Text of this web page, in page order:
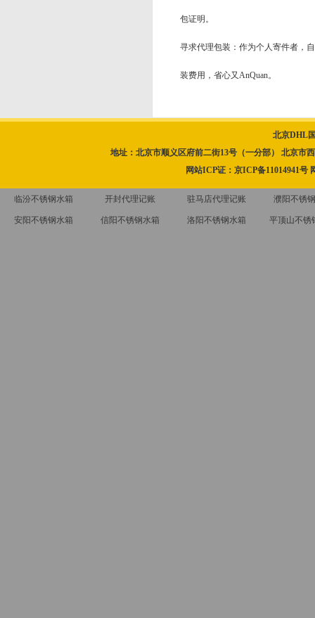
包证明。
寻求代理包装：作为个人寄件者，
装费用，省心又AnQuan。
北京DHL
地址：北京市顺义区府前二街13号（一分部） 北京市
网站ICP证： 京ICP备11014941号
临汾不锈钢水箱 开封代理记账 驻马店代理记账 濮阳不锈
安阳不锈钢水箱 信阳不锈钢水箱 洛阳不锈钢水箱 平顶山不锈